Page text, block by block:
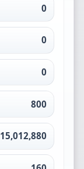
0
0
0
800
15,012,880